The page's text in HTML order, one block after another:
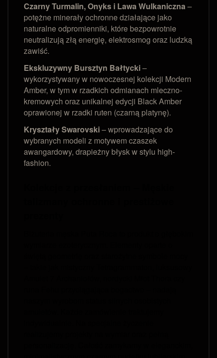
Czarny Turmalin, Onyks i Lawa Wulkaniczna–
potężne minerały ochronne działające jako
naturalne odpromienniki, które bezpowrotnie
neutralizują złą energię, elektrosmog oraz ludzką
zawiść.
Ekskluzywny Bursztyn Bałtycki–
wykorzystywany w nowoczesnej kolekcji Modern
Amber, w tym w rzadkich odmianach mleczno-
kremowych oraz unikalnej edycji Black Amber
oprawionej w rzadki ruten (czarną platynę).
Kryształy Swarovski– wprowadzające do
wybranych modeli z motywem czaszek
awangardowy, drapieżny błysk w stylu high-
fashion.